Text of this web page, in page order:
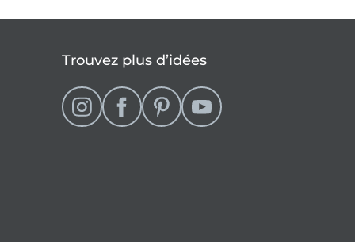
Trouvez plus d’idées